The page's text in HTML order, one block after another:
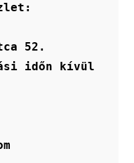
52.
időn kívül